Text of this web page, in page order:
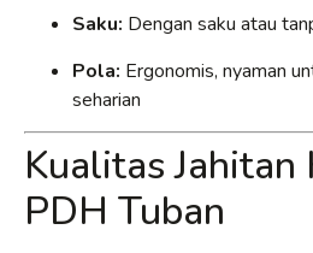
Saku: Dengan saku atau
Pola: Ergonomis, nyaman
seharian
Kualitas Jahitan
PDH Tuban